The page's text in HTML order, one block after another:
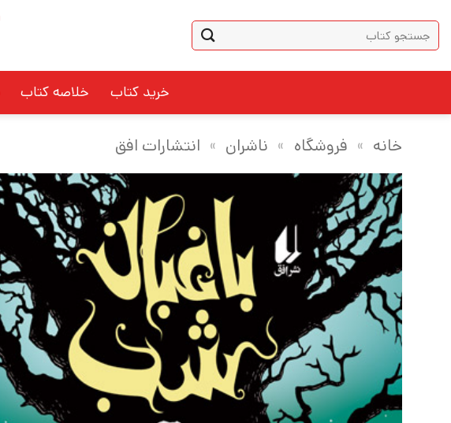
content
جستجو
برای:
خرید کتاب خلاصه کتاب
خانه » فروشگاه » ناشران » انتشارات افق